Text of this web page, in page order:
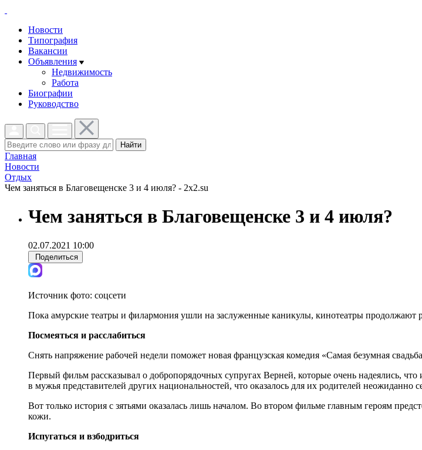
Новости
Типография
Вакансии
Объявления
Недвижимость
Работа
Биографии
Руководство
Найти
Главная
Новости
Отдых
Чем заняться в Благовещенске 3 и 4 июля? - 2x2.su
Чем заняться в Благовещенске 3 и 4 июля?
02.07.2021 10:00
Поделиться
Источник фото: соцсети
Пока амурские театры и филармония ушли на заслуженные каникулы, кинотеатры продолжают
Посмеяться и расслабиться
Снять напряжение рабочей недели поможет новая французская комедия «Самая безумная
Первый фильм рассказывал о добропорядочных супругах Верней, которые очень надеялись,
в мужья представителей других национальностей, что оказалось для их родителей
Вот только история с зятьями оказалась лишь началом. Во втором фильме главным героям
кожи.
Испугаться и взбодриться